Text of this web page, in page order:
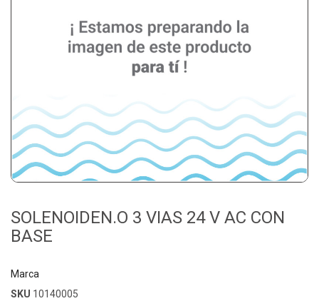
SOLENOIDEN.O 3 VIAS 24 V AC CON
BASE
Marca
SKU 10140005